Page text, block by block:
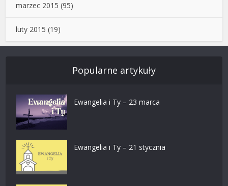
marzec 2015 (95)
luty 2015 (19)
Popularne artykuły
Ewangelia i Ty – 23 marca
Ewangelia i Ty – 21 stycznia